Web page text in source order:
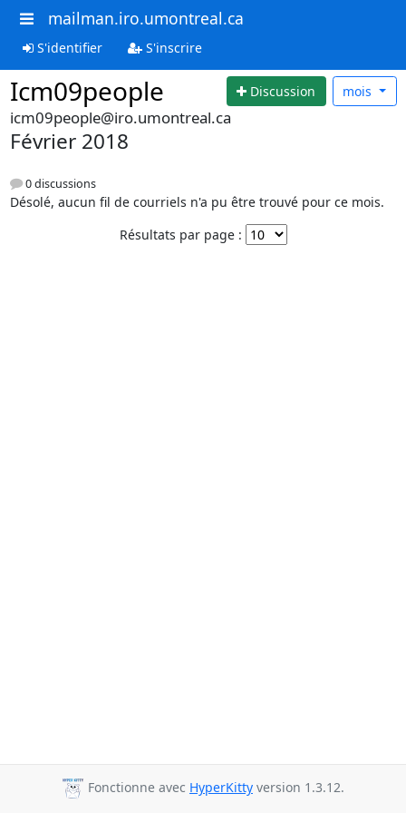
mailman.iro.umontreal.ca
S'identifier S'inscrire
Icm09people Discussion mois
icm09people@iro.umontreal.ca
Février 2018
0 discussions
Désolé, aucun fil de courriels n'a pu être trouvé pour ce mois.
Résultats par page :
Fonctionne avec HyperKitty version 1.3.12.